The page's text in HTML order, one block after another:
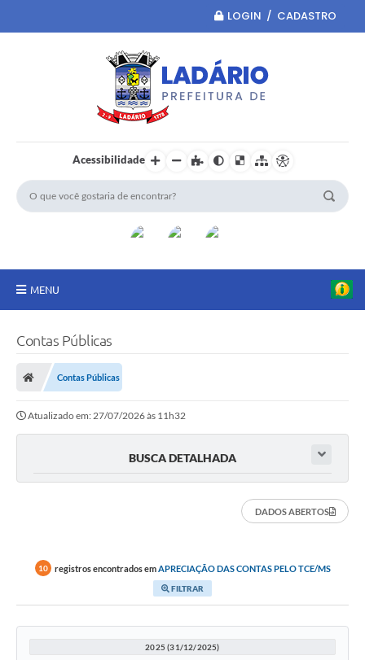
LOGIN / CADASTRO
Acessibilidade
MENU
LICITAÇÕES E CONTRATOS
Secretarias
Contas Públicas
Contas Públicas
Atualizado em: 27/07/2026 às 11h32
BUSCA DETALHADA
DADOS ABERTOS
10 registros encontrados emAPRECIAÇÃO DAS CONTAS PELO TCE/MS
FILTRAR
2025 (31/12/2025)